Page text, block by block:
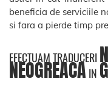
beneficia de serviciile
si fara a pierde timp
EFECTUAM TRADUCERI
NEOGREACAIN